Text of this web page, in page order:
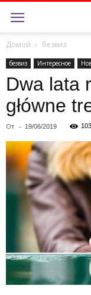
Домой безвиз
безвиз Интересное
Dwa lata
główne
От - 19/06/2019